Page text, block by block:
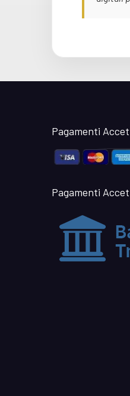
Pagamenti
Pagamenti